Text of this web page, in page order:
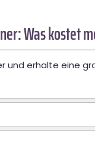
Was kostet
und erhalte eine